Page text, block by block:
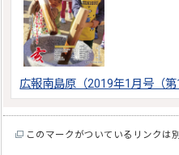
広報南島原（2019年1月号（
このマークがついているリンクは